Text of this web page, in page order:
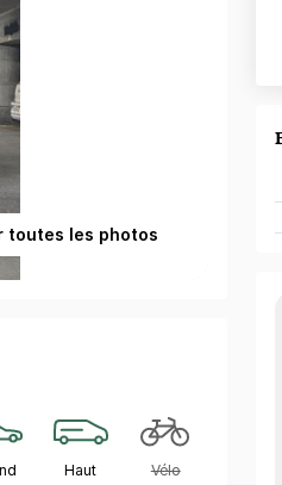
toutes les photos
Haut Vélo